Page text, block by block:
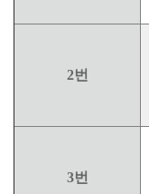
2번
3번